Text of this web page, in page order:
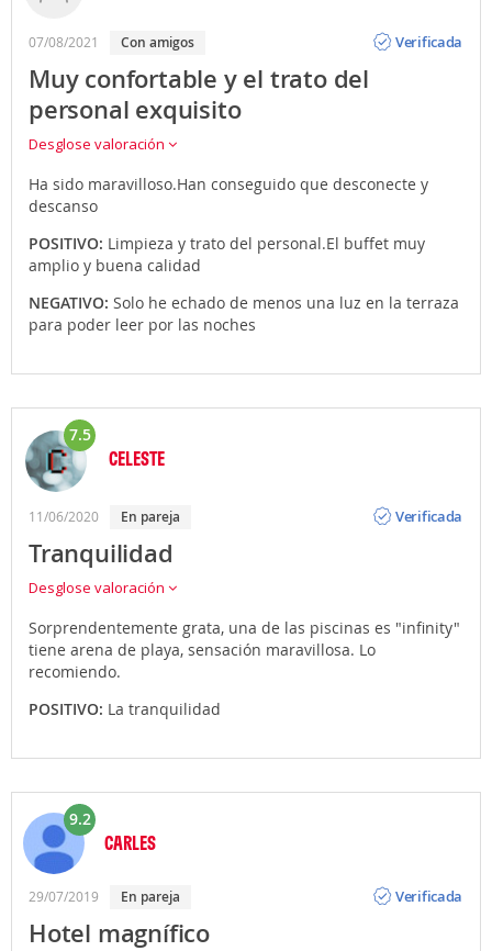
07/08/2021 con amigos
Verificada
Muy confortable y el trato del
personal exquisito
Desglose valoración
Ha sido maravilloso.Han conseguido que desconecte y
descanso
POSITIVO: Limpieza y trato del personal.El buffet muy
amplio y buena calidad
NEGATIVO: Solo he echado de menos una luz en la terraza
para poder leer por las noches
7.5
CELESTE
11/06/2020 en pareja
Verificada
Tranquilidad
Desglose valoración
Sorprendentemente grata, una de las piscinas es "infinity"
tiene arena de playa, sensación maravillosa. Lo
recomiendo.
POSITIVO: La tranquilidad
9.2
CARLES
29/07/2019 en pareja
Verificada
Hotel magnífico